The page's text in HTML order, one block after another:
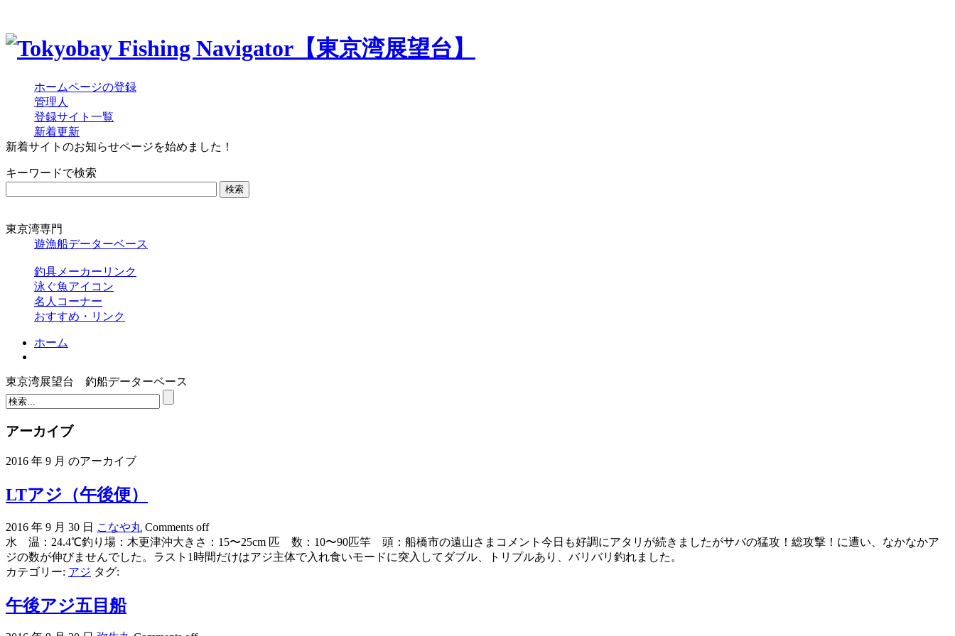
ホームページの登録
管理人
登録サイト一覧
新着更新
新着サイトのお知らせページを始めました！
キーワードで検索
東京湾専門
遊漁船データーベース
釣具メーカーリンク
泳ぐ魚アイコン
名人コーナー
おすすめ・リンク
ホーム
東京湾展望台 釣船データーベース
アーカイブ
2016 年 9 月 のアーカイブ
LTアジ（午後便）
2016 年 9 月 30 日 こなや丸 Comments off
水 温：24.4℃釣り場：木更津沖大きさ：15〜25cm 匹 数：10〜90匹竿 頭：船橋市の遠山さまコメント今日も好調にアタリが続きましたがサバの猛攻！総攻撃！に遭い、なかなかア
ジの数が伸びませんでした。ラスト1時間だけはアジ主体で入れ食いモードに突入してダブル、トリプルあり、バリバリ釣れました。
カテゴリー: アジ タグ:
午後アジ五目船